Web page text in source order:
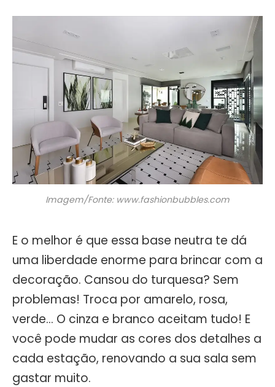
Imagem/Fonte: www.fashionbubbles.com
E o melhor é que essa base neutra te dá
uma liberdade enorme para brincar com a
decoração. Cansou do turquesa? Sem
problemas! Troca por amarelo, rosa,
verde… O cinza e branco aceitam tudo! E
você pode mudar as cores dos detalhes a
cada estação, renovando a sua sala sem
gastar muito.